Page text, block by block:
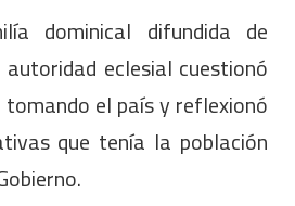
dominical difundida de
eclesial cuestionó
el país y reflexionó
que tenía la población